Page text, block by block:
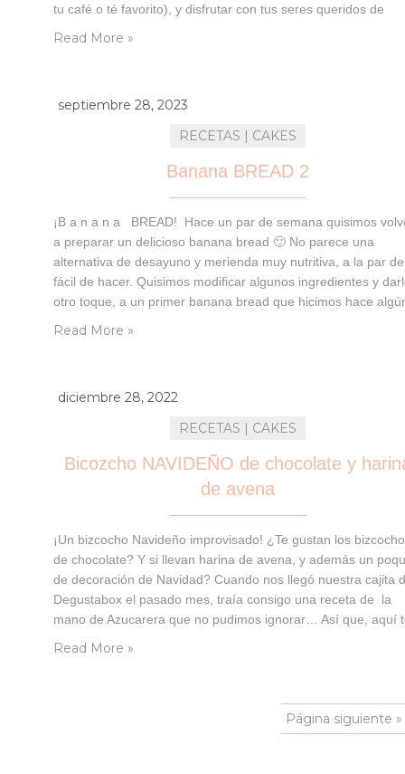
tu café o té favorito), y disfrutar con tus seres queridos de
Read More »
septiembre 28, 2023
RECETAS | CAKES
Banana BREAD 2
¡B a n a n a BREAD! Hace un par de semana quisimos
a preparar un delicioso banana bread 🙂 No parece una
alternativa de desayuno y merienda muy nutritiva, a la par de
fácil de hacer. Quisimos modificar algunos ingredientes y
otro toque, a un primer banana bread que hicimos hace
Read More »
diciembre 28, 2022
RECETAS | CAKES
Bicozcho NAVIDEÑO de chocolate y
de avena
¡Un bizcocho Navideño improvisado! ¿Te gustan los
de chocolate? Y si llevan harina de avena, y además un
de decoración de Navidad? Cuando nos llegó nuestra cajita
Degustabox el pasado mes, traía consigo una receta de la
mano de Azucarera que no pudimos ignorar… Así que, aquí
Read More »
Página siguiente »